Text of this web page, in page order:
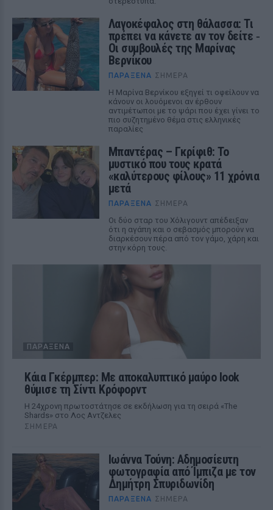
Λαγοκέφαλος στη θάλασσα: Τι
πρέπει να κάνετε αν τον δείτε ‑
Οι συμβουλές της Μαρίνας
Βερνίκου
ΠΑΡΆΞΕΝΑ ΣΉΜΕΡΑ
Η Μαρίνα Βερνίκου εξηγεί τι οφείλουν να
κάνουν οι λουόμενοι αν έρθουν
αντιμέτωποι με το ψάρι που έχει γίνει το
πιο συζητημένο θέμα στις ελληνικές
παραλίες
Μπαντέρας – Γκρίφιθ: Το
μυστικό που τους κρατά
«καλύτερους φίλους» 11 χρόνια
μετά
ΠΑΡΆΞΕΝΑ ΣΉΜΕΡΑ
Οι δύο σταρ του Χόλιγουντ απέδειξαν
ότι η αγάπη και ο σεβασμός μπορούν να
διαρκέσουν πέρα από τον γάμο, χάρη και
στην κόρη τους.
ΠΑΡΆΞΕΝΑ
Κάια Γκέρμπερ: Με αποκαλυπτικό μαύρο look
θύμισε τη Σίντι Κρόφορντ
Η 24χρονη πρωτοστάτησε σε εκδήλωση για τη σειρά «The
Shards» στο Λος Αντζελες
ΣΉΜΕΡΑ
Ιωάννα Τούνη: Αδημοσίευτη
φωτογραφία από Ίμπιζα με τον
Δημήτρη Σπυριδωνίδη
ΠΑΡΆΞΕΝΑ ΣΉΜΕΡΑ